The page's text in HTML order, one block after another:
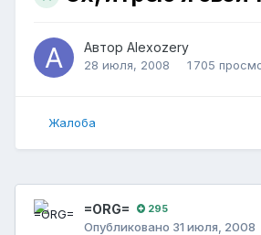
Автор Alexozery
28 июля, 2008 1 705
Жалоба
=ORG= 295
Опубликовано 31 июля, 2008